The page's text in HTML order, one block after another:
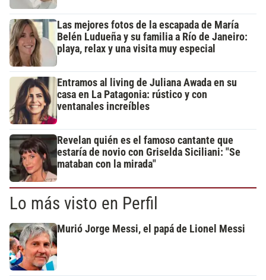
Las mejores fotos de la escapada de María
Belén Ludueña y su familia a Río de Janeiro:
playa, relax y una visita muy especial
Entramos al living de Juliana Awada en su
casa en La Patagonia: rústico y con
ventanales increíbles
Revelan quién es el famoso cantante que
estaría de novio con Griselda Siciliani: "Se
mataban con la mirada"
Lo más visto en Perfil
Murió Jorge Messi, el papá de Lionel Messi